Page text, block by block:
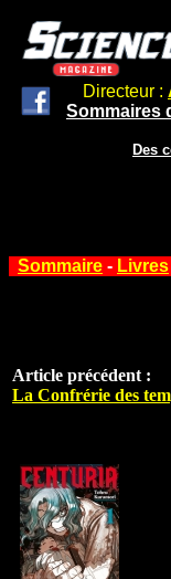
Directeur :
Sommaires
Des
Sommaire - Livres
Article précédent :
La Confrérie des